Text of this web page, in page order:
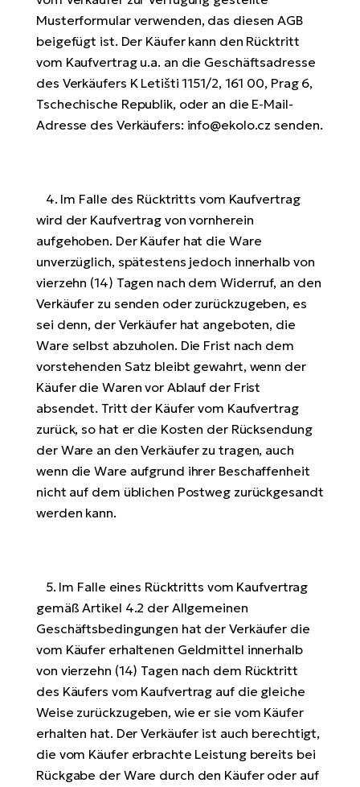
Musterformular verwenden, das diesen AGB
beigefügt ist. Der Käufer kann den Rücktritt
vom Kaufvertrag u.a. an die Geschäftsadresse
des Verkäufers K Letišti 1151/2, 161 00, Prag 6,
Tschechische Republik, oder an die E-Mail-
Adresse des Verkäufers: info@ekolo.cz senden.
4. Im Falle des Rücktritts vom Kaufvertrag
wird der Kaufvertrag von vornherein
aufgehoben. Der Käufer hat die Ware
unverzüglich, spätestens jedoch innerhalb von
vierzehn (14) Tagen nach dem Widerruf, an den
Verkäufer zu senden oder zurückzugeben, es
sei denn, der Verkäufer hat angeboten, die
Ware selbst abzuholen. Die Frist nach dem
vorstehenden Satz bleibt gewahrt, wenn der
Käufer die Waren vor Ablauf der Frist
absendet. Tritt der Käufer vom Kaufvertrag
zurück, so hat er die Kosten der Rücksendung
der Ware an den Verkäufer zu tragen, auch
wenn die Ware aufgrund ihrer Beschaffenheit
nicht auf dem üblichen Postweg zurückgesandt
werden kann.
5. Im Falle eines Rücktritts vom Kaufvertrag
gemäß Artikel 4.2 der Allgemeinen
Geschäftsbedingungen hat der Verkäufer die
vom Käufer erhaltenen Geldmittel innerhalb
von vierzehn (14) Tagen nach dem Rücktritt
des Käufers vom Kaufvertrag auf die gleiche
Weise zurückzugeben, wie er sie vom Käufer
erhalten hat. Der Verkäufer ist auch berechtigt,
die vom Käufer erbrachte Leistung bereits bei
Rückgabe der Ware durch den Käufer oder auf